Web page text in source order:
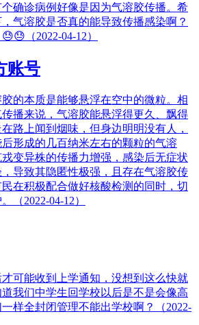
确诊病例好像是因为气溶胶传播。希
气溶胶是否真的能导致传播感染啊？
（2022-04-12）
账号
的本质是能够悬浮在空中的微粒。相
播来说，气溶胶能悬浮得更久、飘得
路上闻到烟味，但身边明明没有人，
形成的几百纳米左右的颗粒的气溶
变异株的传播力增强，感染后无症状
导致其隐匿性极强，且存在气溶胶传
在积极配合做好核酸检测的同时，切
（2022-04-12）
可能收到上学通知，没想到这么快就
我们中学生回学校以后是不是会像高
样全封闭管理不能出学校啊？（2022-